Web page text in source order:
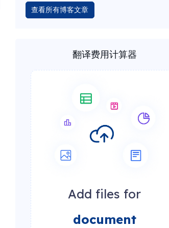
查看所有博客文章
翻译费用计算器
Add files for
document